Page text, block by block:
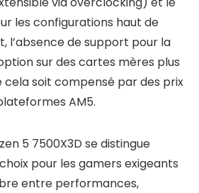
les configurations haut de
l’absence de support pour la
sur des cartes mères plus
cela soit compensé par des prix
AM5.
5 7500X3D se distingue
pour les gamers exigeants
entre performances,